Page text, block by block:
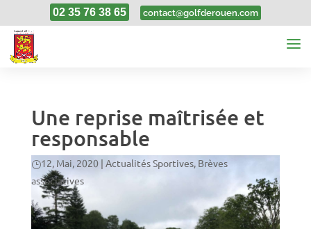
02 35 76 38 65 contact@golfderouen.com
Une reprise maîtrisée et
responsable
12, Mai, 2020| Actualités Sportives, Brèves
associatives